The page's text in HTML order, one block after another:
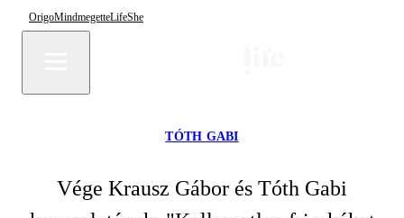
OrigoMindmegetteLifeShe
TÓTH GABI
Vége Krausz Gábor és Tóth Gabi